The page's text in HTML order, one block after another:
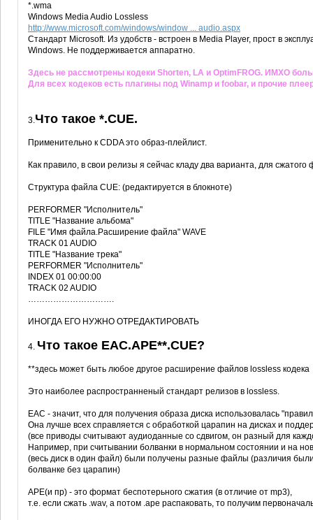
*.wma
Windows Media Audio Lossless
http://www.microsoft.com/windows/window ... audio.aspx
Стандарт Microsoft. Из удобств - встроен в Media Player, прост в
Windows. Не поддерживается аппаратно.
Здесь не рассмотрены кодеки Shorten, LA и OptimFROG. ИМХО
Для всех кодеков есть плагины под Winamp и foobar, и прочие
3.Что такое *.CUE.
Применительно к CDDA это образ-плейлист.
Как правило, в свои релизы я сейчас кладу два варианта, для сжатого
Структура файла CUE: (редактируется в блокноте)
PERFORMER "Исполнитель"
TITLE "Название альбома"
FILE "Имя файла.Расширение файла" WAVE
TRACK 01 AUDIO
TITLE "Название трека"
PERFORMER "Исполнитель"
INDEX 01 00:00:00
TRACK 02 AUDIO
………………………….
ИНОГДА ЕГО НУЖНО ОТРЕДАКТИРОВАТЬ
4. Что такое EAC.APE**.CUE?
**здесь может быть любое другое расширение файлов lossless кодека
Это наиболее распространненый стандарт релизов в lossless.
EAC - значит, что для получения образа диска использовалась
Она лучше всех справляется с обработкой царапин на дисках и
(все приводы считывают аудиоданные со сдвигом, он разный для
Например, при считывании болванки в нормальном состоянии и на
(весь диск в один файл) были получены разные файлы (различия были
болванке без царапин)
APE(и пр) - это формат беспотерьного сжатия (в отличие от mp3),
т.е. если сжать .wav, а потом .ape распаковать, то получим